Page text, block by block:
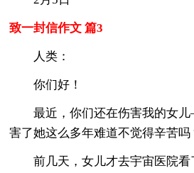
致一封信作文 篇3
人类：
你们好！
最近，你们还在伤害我的女
害了她这么多年难道不觉得辛苦吗
前几天，女儿才去宇宙医院看